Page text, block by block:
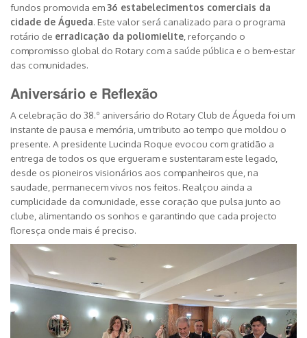
fundos promovida em36 estabelecimentos comerciais da
cidade de Águeda. Este valor será canalizado para o programa
rotário de erradicação da poliomielite , reforçando o
compromisso global do Rotary com a saúde pública e o bem-estar
das comunidades.
Aniversário e Reflexão
A celebração do 38.º aniversário do Rotary Club de Águeda foi um
instante de pausa e memória, um tributo ao tempo que moldou o
presente. A presidente Lucinda Roque evocou com gratidão a
entrega de todos os que ergueram e sustentaram este legado,
desde os pioneiros visionários aos companheiros que, na
saudade, permanecem vivos nos feitos. Realçou ainda a
cumplicidade da comunidade, esse coração que pulsa junto ao
clube, alimentando os sonhos e garantindo que cada projecto
floresça onde mais é preciso.